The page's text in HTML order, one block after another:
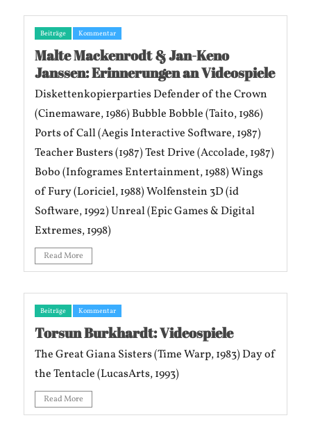
Beiträge Kommentar
Malte Mackenrodt & Jan-Keno
Janssen: Erinnerungen an Videospiele
Diskettenkopierparties Defender of the Crown
(Cinemaware, 1986) Bubble Bobble (Taito, 1986)
Ports of Call (Aegis Interactive Software, 1987)
Teacher Busters (1987) Test Drive (Accolade, 1987)
Bobo (Infogrames Entertainment, 1988) Wings
of Fury (Loriciel, 1988) Wolfenstein 3D (id
Software, 1992) Unreal (Epic Games & Digital
Extremes, 1998)
Read More
Beiträge Kommentar
Torsun Burkhardt: Videospiele
The Great Giana Sisters (Time Warp, 1983) Day of
the Tentacle (LucasArts, 1993)
Read More